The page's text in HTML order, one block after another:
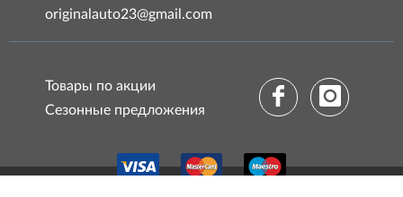
originalauto23@gmail.com
Товары по акции
Сезонные предложения